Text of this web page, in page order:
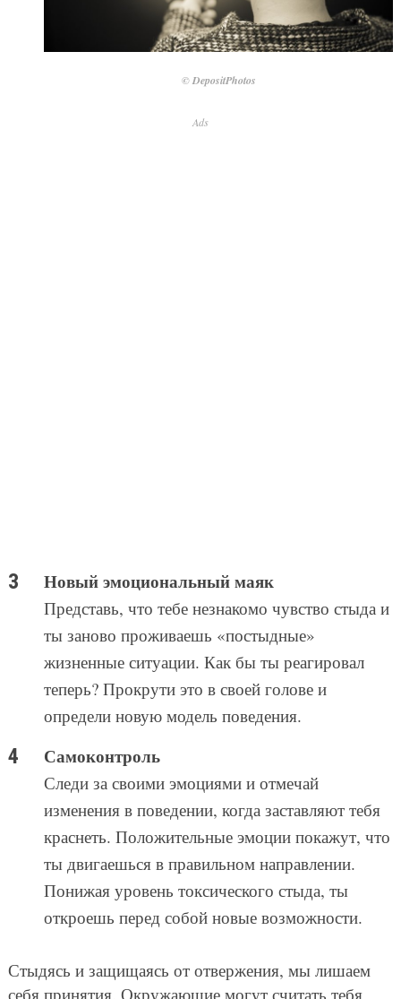
© DepositPhotos
Ads
Новый эмоциональный маяк
Представь, что тебе незнакомо чувство стыда и
ты заново проживаешь «постыдные»
жизненные ситуации. Как бы ты реагировал
теперь? Прокрути это в своей голове и
определи новую модель поведения.
Самоконтроль
Следи за своими эмоциями и отмечай
изменения в поведении, когда заставляют тебя
краснеть. Положительные эмоции покажут, что
ты двигаешься в правильном направлении.
Понижая уровень токсического стыда, ты
откроешь перед собой новые возможности.
Стыдясь и защищаясь от отвержения, мы лишаем
себя принятия. Окружающие могут считать тебя